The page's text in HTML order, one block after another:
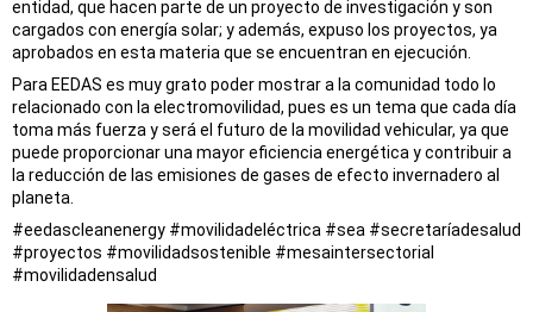
entidad, que hacen parte de un proyecto de investigación y son
cargados con energía solar; y además, expuso los proyectos, ya
aprobados en esta materia que se encuentran en ejecución.
Para EEDAS es muy grato poder mostrar a la comunidad todo lo
relacionado con la electromovilidad, pues es un tema que cada día
toma más fuerza y será el futuro de la movilidad vehicular, ya que
puede proporcionar una mayor eficiencia energética y contribuir a
la reducción de las emisiones de gases de efecto invernadero al
planeta.
#eedascleanenergy #movilidadeléctrica #sea #secretaríadesalud
#proyectos #movilidadsostenible #mesaintersectorial
#movilidadensalud